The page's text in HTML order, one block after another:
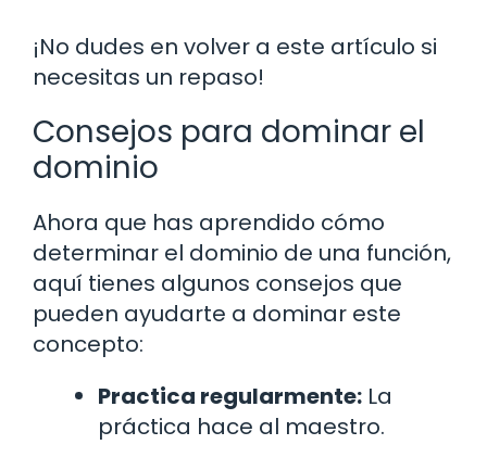
¡No dudes en volver a este artículo si
necesitas un repaso!
Consejos para dominar el
dominio
Ahora que has aprendido cómo
determinar el dominio de una función,
aquí tienes algunos consejos que
pueden ayudarte a dominar este
concepto:
Practica regularmente: La
práctica hace al maestro.